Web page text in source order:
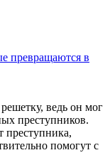
превращаются в
ведь он мог
преступников.
преступника,
помогут с